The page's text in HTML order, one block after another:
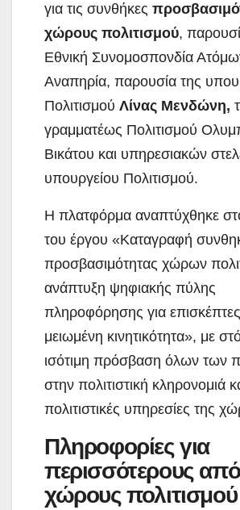
για τις συνθήκες
χώρους πολιτισμού,
Εθνική Συνομοσπονδία
Αναπηρία, παρουσία της
Πολιτισμού Λίνας Μενδώνη,
γραμματέως Πολιτισμού
Βικάτου και υπηρεσιακών
υπουργείου Πολιτισμού.
Η πλατφόρμα αναπτύχθηκε
του έργου «Καταγραφή
προσβασιμότητας χώρων
ανάπτυξη ψηφιακής πύλης
πληροφόρησης για
μειωμένη κινητικότητα», με
ισότιμη πρόσβαση όλων των
στην πολιτιστική κληρονομιά
πολιτιστικές υπηρεσίες της
Πληροφορίες για
περισσότερους
χώρους πολιτισμού